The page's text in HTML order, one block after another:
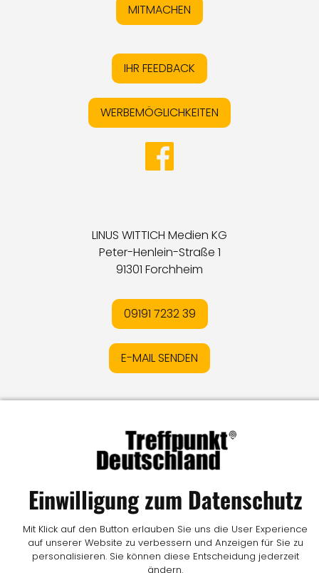
MITMACHEN
IHR FEEDBACK
WERBEMÖGLICHKEITEN
LINUS WITTICH Medien KG
Peter-Henlein-Straße 1
91301 Forchheim
09191 7232 39
E-MAIL SENDEN
MediadatenIKontaktIVertrag widerrufen
Einwilligung zum Datenschutz
Mit Klick auf den Button erlauben Sie uns die User Experience
auf unserer Website zu verbessern und Anzeigen für Sie zu
personalisieren. Sie können diese Entscheidung jederzeit
ändern.